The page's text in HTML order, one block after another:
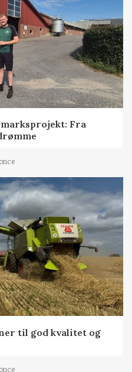
Fra
til god kvalitet og